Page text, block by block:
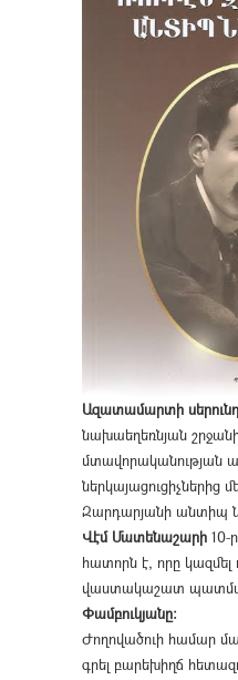
Ազատամարտի
նախաեղեռնյան
մտավորականության
ներկայացուցիչներից
Զարդարյանի անտիպ
Վէմ Մատենաշարի 10-
հատորն է, որը
վաստակաշատ
Փամբուկյանը։
Ժողովածուի համար
գրել բարեխիղճ